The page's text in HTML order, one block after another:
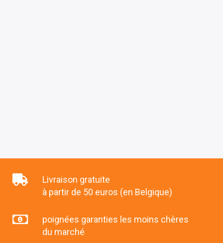
Livraison gratuite
à partir de 50 euros (en Belgique)
poignées garanties les moins chères
du marché